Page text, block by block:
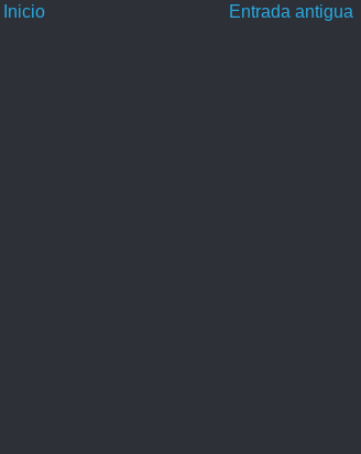
Entrada antigua
Inicio